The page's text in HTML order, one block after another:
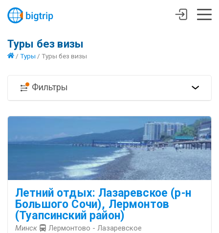
Туры без визы
/ Туры / Туры без визы
Фильтры
Летний отдых: Лазаревское (р-н
Большого Сочи), Лермонтов
(Туапсинский район)
Минск Лермонтово - Лазаревское